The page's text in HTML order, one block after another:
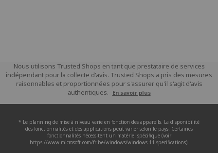
Nous utilisons Trusted Shops en tant que prestataire de services
indépendant pour la collecte d'avis. Trusted Shops a pris des mesures
raisonnables et proportionnées pour s'assurer qu'il s'agit d'avis
authentiques.
En savoir plus
* Le planning de mise à niveau varie en fonction des appareils. La disponibilité
des fonctionnalités et des applications peut varier selon le pays. Certaines
fonctionnalités nécessitent un matériel spécifique (voir
https://www.microsoft.com/fr-be/windows/windows-11-specifications).